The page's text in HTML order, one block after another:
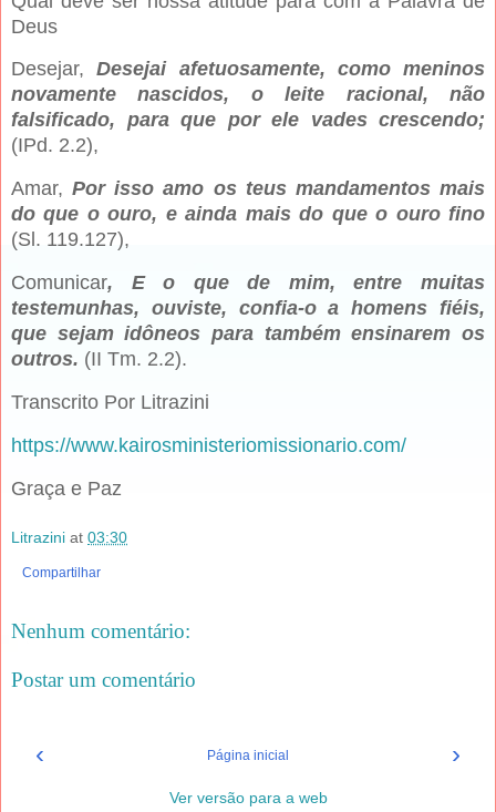
Deus
Desejar,Desejai afetuosamente, como meninos
novamente nascidos, o leite racional, não
falsificado, para que por ele vades crescendo;
(IPd. 2.2),
Amar,Por isso amo os teus mandamentos mais
do que o ouro, e ainda mais do que o ouro fino
(Sl. 119.127),
Comunicar, E o que de mim, entre muitas
testemunhas, ouviste, confia-o a homens fiéis,
que sejam idôneos para também ensinarem os
outros. (II Tm. 2.2).
Transcrito Por Litrazini
https://www.kairosministeriomissionario.com/
Graça e Paz
Litrazini at 03:30
Compartilhar
Nenhum comentário:
Postar um comentário
‹ ›
Página inicial
Ver versão para a web